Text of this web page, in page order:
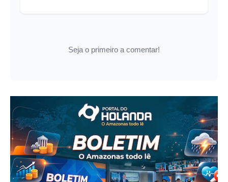
Seja o primeiro a comentar!